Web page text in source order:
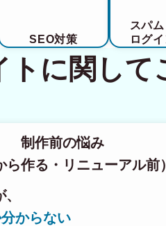
SEO対策
スパ
ログ
トに関して
制作前の悩み
ら作る・リニューアル前）
からない